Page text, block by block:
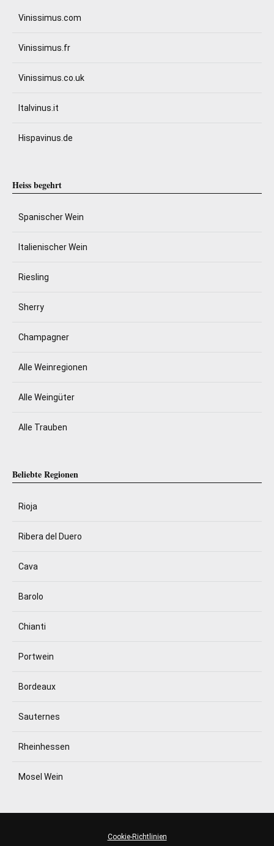
Vinissimus.com
Vinissimus.fr
Vinissimus.co.uk
Italvinus.it
Hispavinus.de
Heiss begehrt
Spanischer Wein
Italienischer Wein
Riesling
Sherry
Champagner
Alle Weinregionen
Alle Weingüter
Alle Trauben
Beliebte Regionen
Rioja
Ribera del Duero
Cava
Barolo
Chianti
Portwein
Bordeaux
Sauternes
Rheinhessen
Mosel Wein
Cookie-Richtlinien